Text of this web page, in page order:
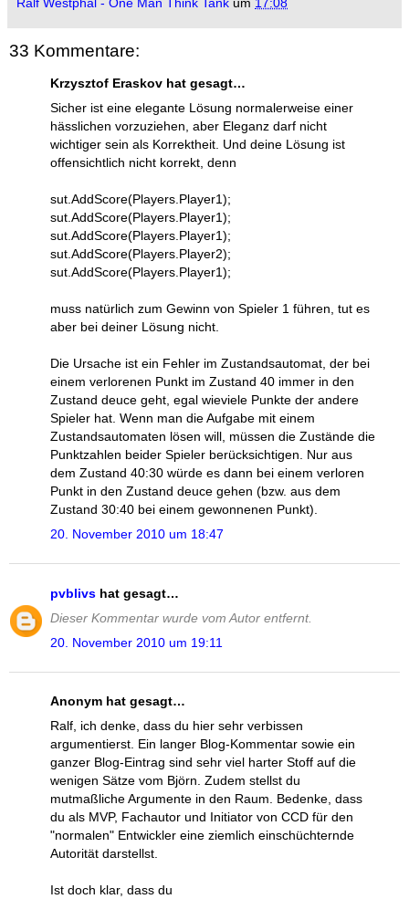
33 Kommentare:
Krzysztof Eraskov hat gesagt…
Sicher ist eine elegante Lösung normalerweise einer
hässlichen vorzuziehen, aber Eleganz darf nicht
wichtiger sein als Korrektheit. Und deine Lösung ist
offensichtlich nicht korrekt, denn
sut.AddScore(Players.Player1);
sut.AddScore(Players.Player1);
sut.AddScore(Players.Player1);
sut.AddScore(Players.Player2);
sut.AddScore(Players.Player1);
muss natürlich zum Gewinn von Spieler 1 führen, tut es
aber bei deiner Lösung nicht.
Die Ursache ist ein Fehler im Zustandsautomat, der bei
einem verlorenen Punkt im Zustand 40 immer in den
Zustand deuce geht, egal wieviele Punkte der andere
Spieler hat. Wenn man die Aufgabe mit einem
Zustandsautomaten lösen will, müssen die Zustände die
Punktzahlen beider Spieler berücksichtigen. Nur aus
dem Zustand 40:30 würde es dann bei einem verloren
Punkt in den Zustand deuce gehen (bzw. aus dem
Zustand 30:40 bei einem gewonnenen Punkt).
20. November 2010 um 18:47
pvblivs hat gesagt…
Dieser Kommentar wurde vom Autor entfernt.
20. November 2010 um 19:11
Anonym hat gesagt…
Ralf, ich denke, dass du hier sehr verbissen
argumentierst. Ein langer Blog-Kommentar sowie ein
ganzer Blog-Eintrag sind sehr viel harter Stoff auf die
wenigen Sätze vom Björn. Zudem stellst du
mutmaßliche Argumente in den Raum. Bedenke, dass
du als MVP, Fachautor und Initiator von CCD für den
"normalen" Entwickler eine ziemlich einschüchternde
Autorität darstellst.
Ist doch klar, dass du